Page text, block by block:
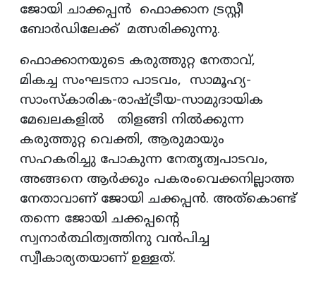
ജോയി ചാക്കപ്പന്‍ ഫൊക്കാന ട്രസ്റ്റീ
ബോര്‍ഡിലേക്ക് മത്സരിക്കുന്നു.
ഫൊക്കാനയുടെ കരുത്തുറ്റ നേതാവ്,
മികച്ച സംഘടനാ പാടവം, സാമൂഹ്യ-
സാംസ്‌കാരിക-രാഷ്ട്രീയ-സാമുദായിക
മേഖലകളില്‍ തിളങ്ങി നില്‍ക്കുന്ന
കരുത്തുറ്റ വെക്തി, ആരുമായും
സഹകരിച്ചു പോകുന്ന നേതൃത്വപാടവം,
അങ്ങനെ ആര്‍ക്കും പകരംവെക്കനില്ലാത്ത
നേതാവാണ് ജോയി ചക്കപ്പന്‍. അത്‌കൊണ്ട്
തന്നെ ജോയി ചക്കപ്പന്റെ
സ്വനാര്‍ത്ഥിത്വത്തിനു വന്‍പിച്ച
സ്വീകാര്യതയാണ് ഉള്ളത്.